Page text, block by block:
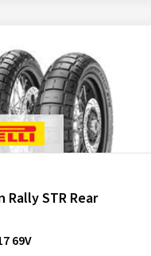
Rally STR Rear
69V